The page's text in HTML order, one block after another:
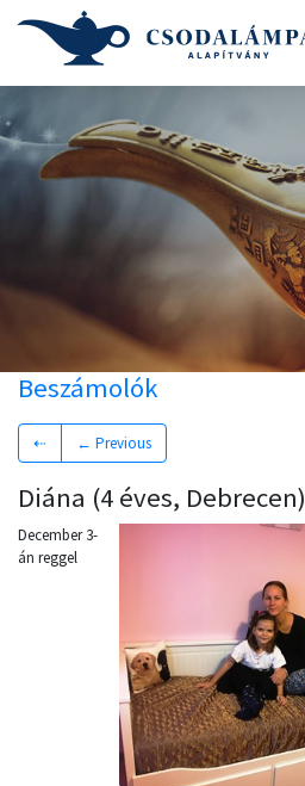
Beszámolók
⇠ ← Previous
Diána (4 éves, Debrecen)
December 3-
án reggel